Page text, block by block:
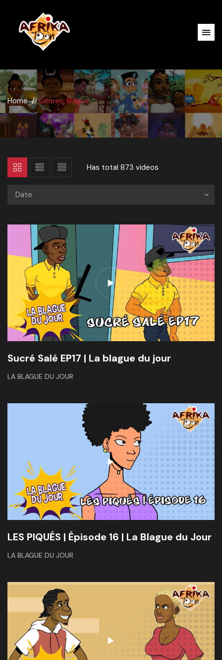
Home Genres: Blague
Has total 873 videos
Date
Sucré Salé EP17 | La blague du jour
LA BLAGUE DU JOUR
LES PIQUÉS | Épisode 16 | La Blague du Jour
LA BLAGUE DU JOUR